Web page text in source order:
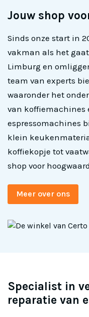
Jouw shop
Sinds onze start in
vakman als het
Limburg en
team van experts
waaronder het
van koffiemachines
espressomachines
klein
koffiekopje tot
shop voor
Meer over ons
Specialist in
reparatie van